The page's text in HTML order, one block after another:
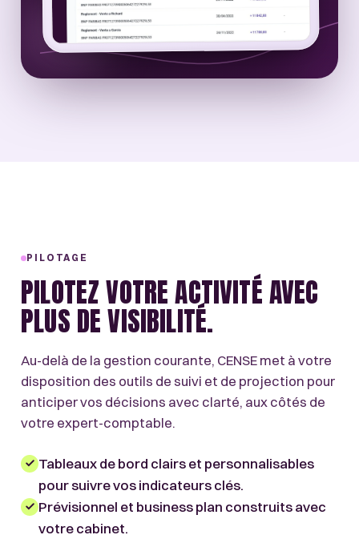
PILOTAGE
PILOTEZ VOTRE ACTIVITÉ AVEC
PLUS DE VISIBILITÉ.
Au-delà de la gestion courante, CENSE met à votre
disposition des outils de suivi et de projection pour
anticiper vos décisions avec clarté, aux côtés de
votre expert-comptable.
Tableaux de bord clairs et personnalisables
pour suivre vos indicateurs clés.
Prévisionnel et business plan construits avec
votre cabinet.